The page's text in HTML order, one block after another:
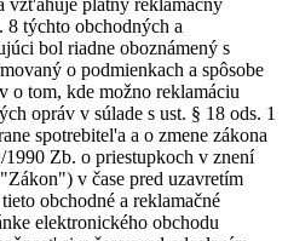
vzt'ahuje platný reklamačný
8 týchto obchodných a
bol riadne oboznámený s
o podmienkach a spôsobe
o tom, kde možno reklamáciu
opráv v súlade s ust. § 18 ods. 1
spotrebitel'a a o zmene zákona
Zb. o priestupkoch v znení
v čase pred uzavretím
obchodné a reklamačné
elektronického obchodu